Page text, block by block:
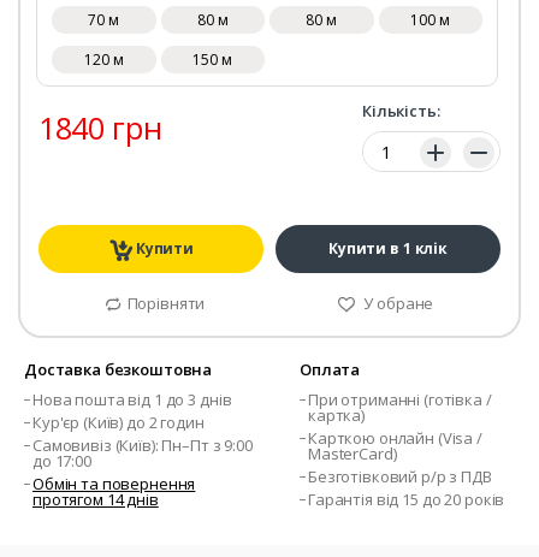
70 м
80 м 80 м
100 м
120 м
150 м
1840 грн Кількість:
Кількість:
Купити Купити в 1 клік
Порівняти У обране
Доставка безкоштовна
Нова пошта від 1 до 3 днів
Кур'єр (Київ) до 2 годин
Самовивіз (Київ): Пн–Пт з 9:00
до 17:00
Обмін та повернення
протягом 14 днів
Оплата
При отриманні (готівка /
картка)
Карткою онлайн (Visa /
MasterCard)
Безготівковий р/р з ПДВ
Гарантія від 15 до 20 років